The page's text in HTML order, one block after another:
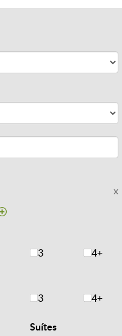
x
3 4+
3 4+
Suítes